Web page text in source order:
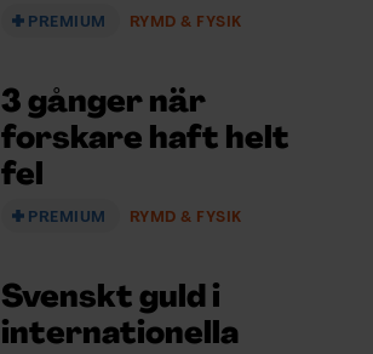
PREMIUM RYMD & FYSIK
3 gånger när
forskare haft helt
fel
PREMIUM RYMD & FYSIK
Svenskt guld i
internationella